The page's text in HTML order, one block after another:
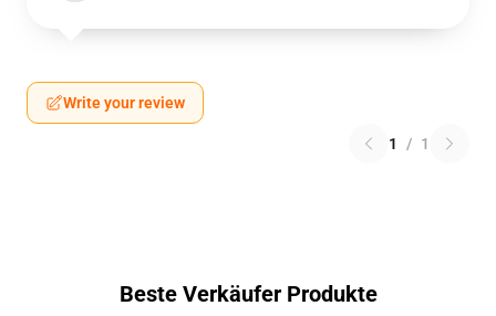
Write your review
1 / 1
Beste Verkäufer Produkte